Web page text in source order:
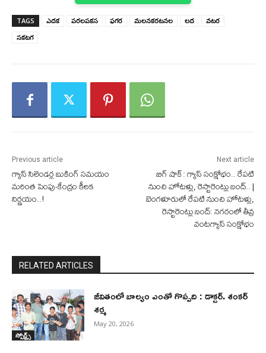
TAGS ఎదక పరలపకస ఫగర మలనకరటనల లద
వటర
సకటగ
Previous article
గ్యాస్ సిలెండర్ల బుకింగ్ సమయం
మరింత పెంపు-కేంద్రం కీలక
నిర్ణయం..!
Next article
బిగ్ షాక్: గ్యాస్ సంక్షోభం.. రేపటి
నుంచి హోటళ్లు, రెస్టారెంట్లు బంద్.. |
బెంగళూరులో రేపటి నుంచి హోటళ్లు,
రెస్టారెంట్లు బంద్: నగరంలో తీవ్ర
వంటగ్యాస్ సంక్షోభం
RELATED ARTICLES
స్పోర్ట్స్
జీవితంలో బాల్యం ఎంతో గొప్పది : డాక్టర్. శంకర్
శర్మ
May 20, 2026